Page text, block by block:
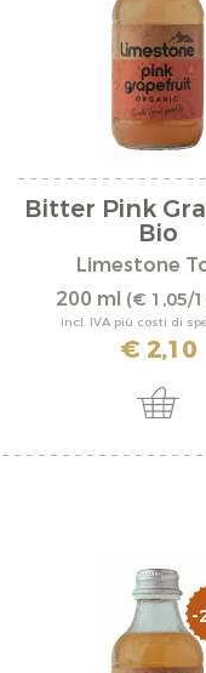
Bitter Pink
Bio
Limestone
200 ml (€ 1,05/
incl. IVA più costi di
€ 2,10
-